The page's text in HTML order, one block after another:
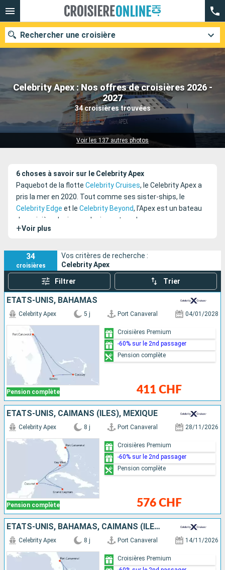
Celebrity Apex : Nos offres de croisières 2026 -
2027
34 croisières trouvées
Voir les 137 autres photos
Rechercher une croisière
Nos destinations
Mois de départ
Compagnies
6 choses à savoir sur le Celebrity Apex
Paquebot de la flotte Celebrity Cruises, le Celebrity Apex a
pris la mer en 2020. Tout comme ses sister-ships, le
Celebrity Edge et le Celebrity Beyond, l’Apex est un bateau
de croisière design, audacieux et moderne.
+Voir plus
34
croisières
Vos critères de recherche :
Celebrity Apex
Filtrer Trier
ÉTATS-UNIS, BAHAMAS
Pension complète
Celebrity Apex 5 j Port Canaveral 04/01/2028
411 CHF
Croisières Premium
-60% sur le 2nd passager
Pension complète
ÉTATS-UNIS, CAÏMANS (ÎLES), MEXIQUE
Pension complète
Celebrity Apex 8 j Port Canaveral 28/11/2026
576 CHF
Croisières Premium
-60% sur le 2nd passager
Pension complète
ÉTATS-UNIS, BAHAMAS, CAÏMANS (ÎLES), MEXIQUE
Celebrity Apex 8 j Port Canaveral 14/11/2026
Croisières Premium